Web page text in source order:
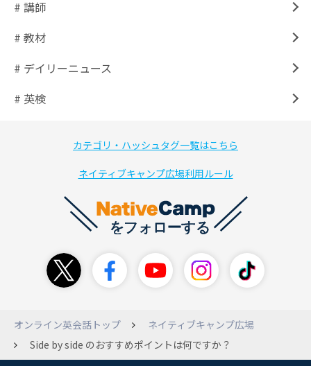
# 講師
# 教材
# デイリーニュース
# 英検
カテゴリ・ハッシュタグ一覧はこちら
ネイティブキャンプ広場利用ルール
オンライン英会話トップ
ネイティブキャンプ広場
Side by side のおすすめポイントは何ですか？